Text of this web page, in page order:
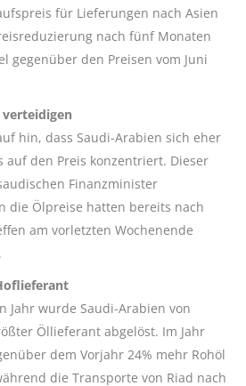
für Lieferungen nach Asien
nach fünf Monaten
gegenüber den Preisen vom Juni
hin, dass Saudi-Arabien sich eher
den Preis konzentriert. Dieser
Finanzminister
die Ölpreise hatten bereits nach
am vorletzten Wochenende
Jahr wurde Saudi-Arabien von
Öllieferant abgelöst. Im Jahr
dem Vorjahr 24% mehr Rohöl
die Transporte von Riad nach